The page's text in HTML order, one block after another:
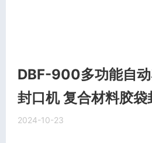
DBF-900多功能自
封口机 复合材料胶
2024-10-23